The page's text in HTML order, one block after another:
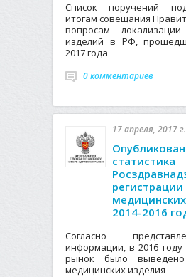
Список поручений
итогам совещания
вопросам
изделий в РФ,
2017 года
0 комментариев
17 апреля, 2017 г.
статистика
регистрации
2014-2016
Согласно
информации, в 2016 году
рынок было
медицинских изделия